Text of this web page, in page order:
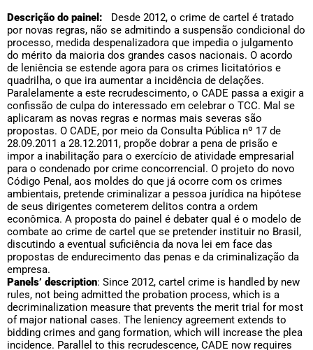
Descrição do painel: Desde 2012, o crime de cartel é tratado
por novas regras, não se admitindo a suspensão condicional do
processo, medida despenalizadora que impedia o julgamento
do mérito da maioria dos grandes casos nacionais. O acordo
de leniência se estende agora para os crimes licitatórios e
quadrilha, o que ira aumentar a incidência de delações.
Paralelamente a este recrudescimento, o CADE passa a exigir a
confissão de culpa do interessado em celebrar o TCC. Mal se
aplicaram as novas regras e normas mais severas são
propostas. O CADE, por meio da Consulta Pública nº 17 de
28.09.2011 a 28.12.2011, propõe dobrar a pena de prisão e
impor a inabilitação para o exercício de atividade empresarial
para o condenado por crime concorrencial. O projeto do novo
Código Penal, aos moldes do que já ocorre com os crimes
ambientais, pretende criminalizar a pessoa jurídica na hipótese
de seus dirigentes cometerem delitos contra a ordem
econômica. A proposta do painel é debater qual é o modelo de
combate ao crime de cartel que se pretender instituir no Brasil,
discutindo a eventual suficiência da nova lei em face das
propostas de endurecimento das penas e da criminalização da
empresa.
Panels’ description: Since 2012, cartel crime is handled by new
rules, not being admitted the probation process, which is a
decriminalization measure that prevents the merit trial for most
of major national cases. The leniency agreement extends to
bidding crimes and gang formation, which will increase the plea
incidence. Parallel to this recrudescence, CADE now requires